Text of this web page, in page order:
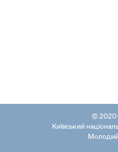
©
Київський
Молодий